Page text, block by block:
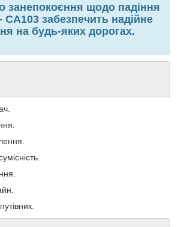
занепокоєння щодо падіння
забезпечить надійне
на будь-яких дорогах.